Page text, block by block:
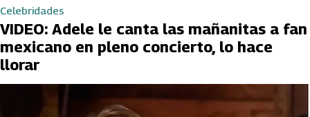
Celebridades
VIDEO: Adele le canta las mañanitas a fan
mexicano en pleno concierto, lo hace
llorar